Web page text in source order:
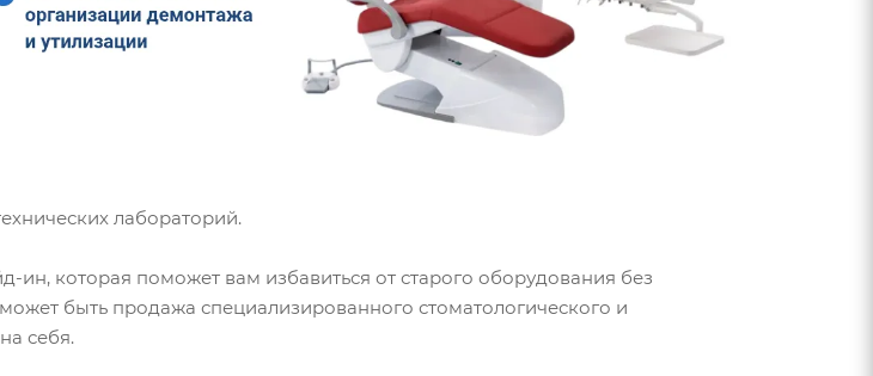
лабораторий.
которая поможет вам избавиться от старого оборудования без
быть продажа специализированного стоматологического и
себя.